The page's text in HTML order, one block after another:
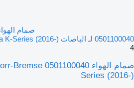
0501100040 لـ الباصات Scania K-Series (2016-)
4
Series (2016-)